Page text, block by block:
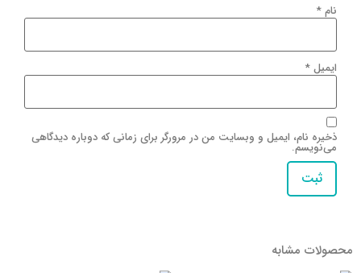
نام*
ایمیل*
ذخیره نام، ایمیل و وبسایت من در مرورگر برای زمانی که دوباره دیدگاهی
می‌نویسم.
محصولات مشابه